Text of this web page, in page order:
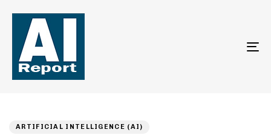
ARTIFICIAL INTELLIGENCE (AI)